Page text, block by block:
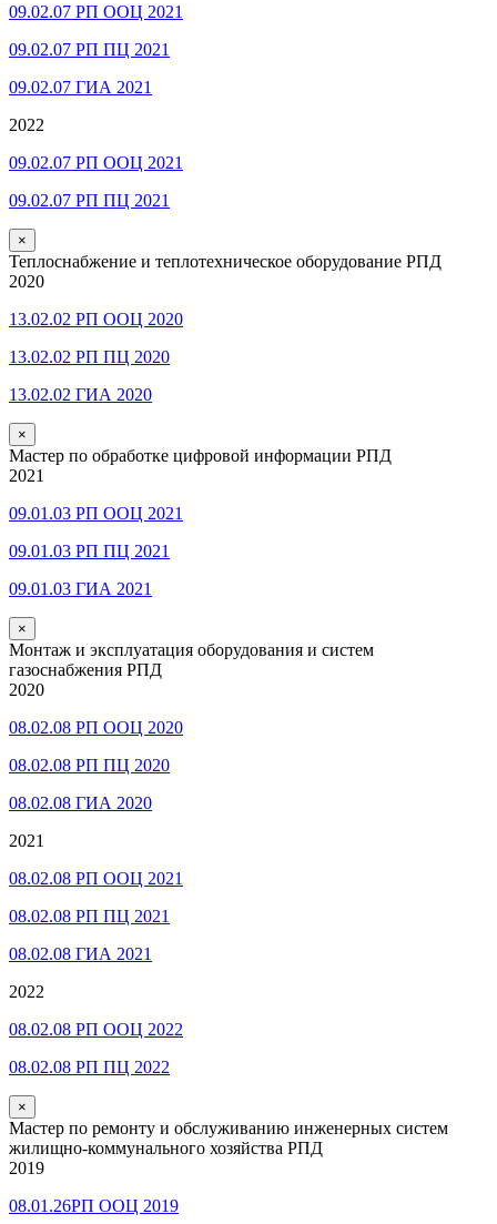
09.02.07 РП ООЦ 2021
09.02.07 РП ПЦ 2021
09.02.07 ГИА 2021
2022
09.02.07 РП ООЦ 2021
09.02.07 РП ПЦ 2021
×
Теплоснабжение и теплотехническое оборудование РПД
2020
13.02.02 РП ООЦ 2020
13.02.02 РП ПЦ 2020
13.02.02 ГИА 2020
×
Мастер по обработке цифровой информации РПД
2021
09.01.03 РП ООЦ 2021
09.01.03 РП ПЦ 2021
09.01.03 ГИА 2021
×
Монтаж и эксплуатация оборудования и систем
газоснабжения РПД
2020
08.02.08 РП ООЦ 2020
08.02.08 РП ПЦ 2020
08.02.08 ГИА 2020
2021
08.02.08 РП ООЦ 2021
08.02.08 РП ПЦ 2021
08.02.08 ГИА 2021
2022
08.02.08 РП ООЦ 2022
08.02.08 РП ПЦ 2022
×
Мастер по ремонту и обслуживанию инженерных систем
жилищно-коммунального хозяйства РПД
2019
08.01.26РП ООЦ 2019